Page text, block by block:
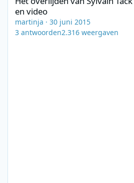
en video
martinja · 30 juni 2015
3 antwoorden2.316 weergaven